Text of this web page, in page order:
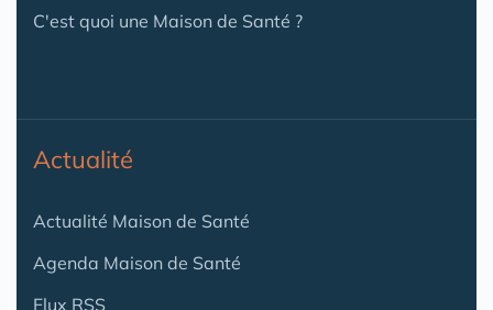
C'est quoi une Maison de Santé ?
Actualité
Actualité Maison de Santé
Agenda Maison de Santé
Flux RSS